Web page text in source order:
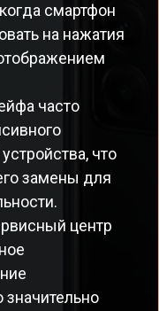
смартфон
на нажатия
часто
что
замены для
центр
значительно